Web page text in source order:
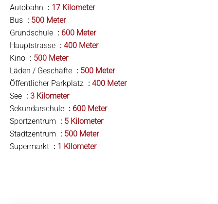
Autobahn
17 Kilometer
Bus
500 Meter
Grundschule
600 Meter
Hauptstrasse
400 Meter
Kino
500 Meter
Läden / Geschäfte
500 Meter
Öffentlicher Parkplatz
400 Meter
See
3 Kilometer
Sekundarschule
600 Meter
Sportzentrum
5 Kilometer
Stadtzentrum
500 Meter
Supermarkt
1 Kilometer